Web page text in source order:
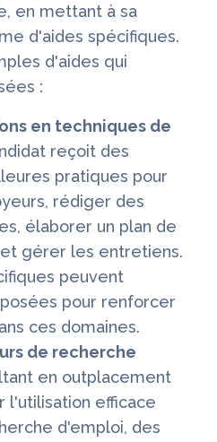
en mettant à sa
d'aides spécifiques.
d'aides qui
:
en techniques de
reçoit des
pratiques pour
rédiger des
élaborer un plan de
gérer les entretiens.
peuvent
pour renforcer
ces domaines.
de recherche
en outplacement
l'utilisation efficace
d'emploi, des